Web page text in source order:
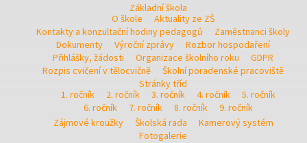
Základní škola
O škole
Aktuality ze ZŠ
Kontakty a konzultační hodiny pedagogů
Zaměstnanci školy
Dokumenty
Výroční zprávy
Rozbor hospodaření
Přihlášky, žádosti
Organizace školního roku
GDPR
Rozpis cvičení v tělocvičně
Školní poradenské pracoviště
Stránky tříd
1. ročník
2. ročník 3. ročník 4. ročník
5. ročník
6. ročník
7. ročník 8. ročník
9. ročník
Zájmové kroužky
Školská rada
Kamerový systém
Fotogalerie